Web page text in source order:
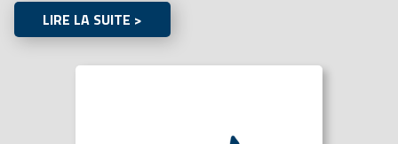
LIRE LA SUITE >